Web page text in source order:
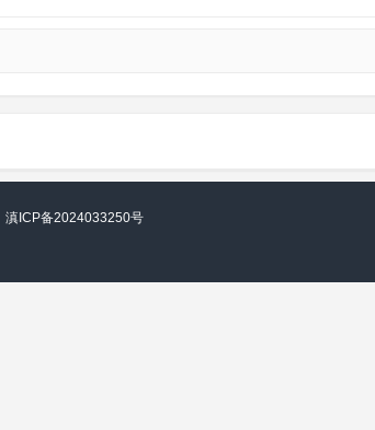
滇ICP备2024033250号